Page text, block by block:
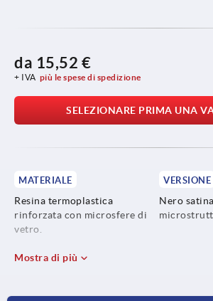
da 15,52 €
+ IVA più le spese di spedizione
SELEZIONARE PRIMA UNA
MATERIALE
Resina termoplastica
rinforzata con microsfere di
vetro.
Materiale di fissaggio 1.4301.
VERSIONE
Nero
Mostra di più